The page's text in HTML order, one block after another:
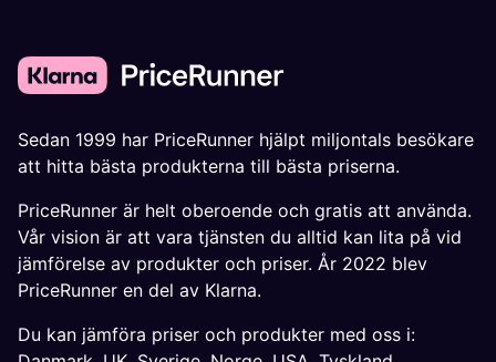
Sedan 1999 har PriceRunner hjälpt miljontals besökare
att hitta bästa produkterna till bästa priserna.
PriceRunner är helt oberoende och gratis att använda.
Vår vision är att vara tjänsten du alltid kan lita på vid
jämförelse av produkter och priser. År 2022 blev
PriceRunner en del av Klarna.
Du kan jämföra priser och produkter med oss i: